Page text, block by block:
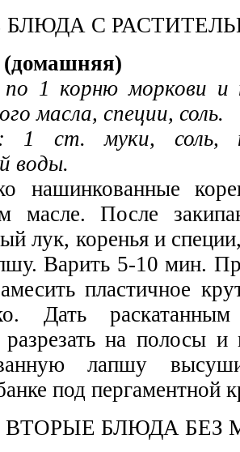
БЛЮДА С
по 1 корню моркови
масла, специи, соль.
1 ст. муки, соль,
воды.
нашинкованные
масле. После
лук, коренья и
Варить 5-10 мин.
пластичное
Дать
разрезать на полосы и
лапшу
под пергаментной
ВТОРЫЕ БЛЮДА БЕЗ